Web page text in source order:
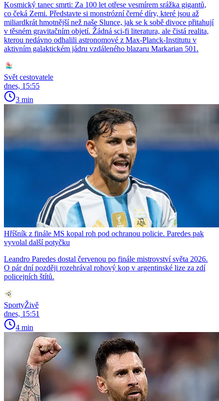
Kosmický tanec smrti: Za 100 let otřese vesmírem srážka gigantů,
co čeká Zemi. Představte si monstrózní černé díry, které jsou až
miliardkrát hmotnější než naše Slunce, jak se k sobě divoce přitahují
v těsném gravitačním objetí. Žádná sci-fi literatura, ale čistá realita,
kterou nedávno odhalili astronomové z Max-Planck-Institutu v
aktivním galaktickém jádru vzdáleného blazaru Markarian 501.
Svět cestovatele
dnes, 15:55
3 min
Hříšník z finále MS kopal roh pod ochranou policie. Paredes pak
vyvolal další potyčku
Leandro Paredes dostal červenou po finále mistrovství světa 2026.
O pár dní později rozehrával rohový kop v argentinské lize za zdí
policejních štítů.
SportyŽivě
dnes, 15:51
4 min